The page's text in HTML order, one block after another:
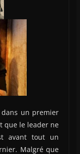
dans un premier
que le leader ne
avant tout un
Malgré que